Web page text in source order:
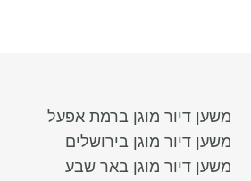
משען דיור מוגן ברמת אפעל
משען דיור מוגן בירושלים
משען דיור מוגן באר שבע